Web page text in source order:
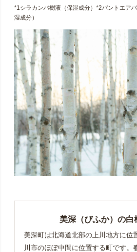
*1シラカンバ樹液（保湿成分）*2パントエア
湿成分）
美深（びふか）の白
美深町は北海道北部の上川地方に位
川市のほぼ中間に位置する町です。